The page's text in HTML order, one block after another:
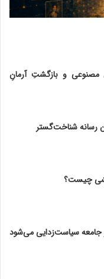
مصنوعی و بازگشتِ آرمانِ
شناخت‌گستر
چیست؟
جامعه سیاست‌زدایی می‌شود